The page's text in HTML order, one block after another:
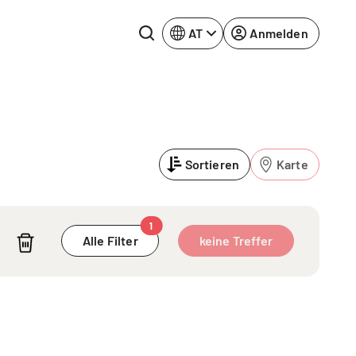
AT Anmelden
Sortieren Karte
Alle Filter
1
keine Treffer